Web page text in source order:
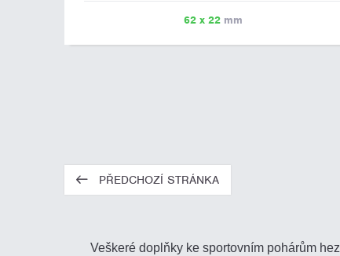
případné další podklady pro výrobu štítku je možné
62 x 22 mm
PŘEDCHOZÍ STRÁNKA
Veškeré doplňky ke sportovním pohárům